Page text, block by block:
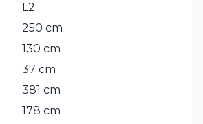
L2
250 cm
130 cm
37 cm
381 cm
178 cm